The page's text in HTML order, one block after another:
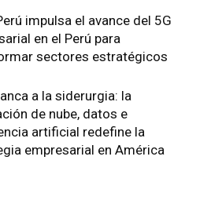
impulsa el avance del 5G
en el Perú para
sectores estratégicos
a la siderurgia: la
de nube, datos e
artificial redefine la
empresarial en América